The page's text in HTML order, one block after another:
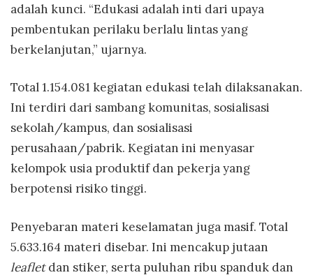
adalah kunci. “Edukasi adalah inti dari upaya
pembentukan perilaku berlalu lintas yang
berkelanjutan,” ujarnya.
Total 1.154.081 kegiatan edukasi telah dilaksanakan.
Ini terdiri dari sambang komunitas, sosialisasi
sekolah/kampus, dan sosialisasi
perusahaan/pabrik. Kegiatan ini menyasar
kelompok usia produktif dan pekerja yang
berpotensi risiko tinggi.
Penyebaran materi keselamatan juga masif. Total
5.633.164 materi disebar. Ini mencakup jutaan
leafletdan stiker, serta puluhan ribu spanduk dan